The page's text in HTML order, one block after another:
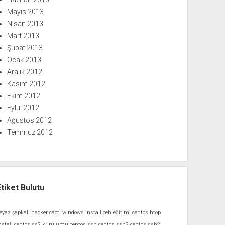
Mayıs 2013
Nisan 2013
Mart 2013
Şubat 2013
Ocak 2013
Aralık 2012
Kasım 2012
Ekim 2012
Eylül 2012
Ağustos 2012
Temmuz 2012
Bulutu
şapkalı hacker cacti windows install ceh eğitimi centos htop